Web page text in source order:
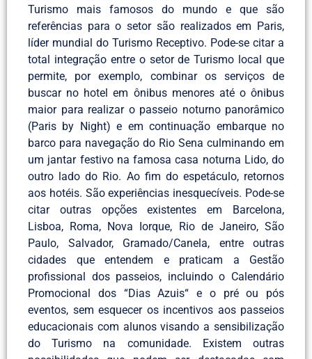
Turismo mais famosos do mundo e que são
referências para o setor são realizados em Paris,
líder mundial do Turismo Receptivo. Pode-se citar a
total integração entre o setor de Turismo local que
permite, por exemplo, combinar os serviços de
buscar no hotel em ônibus menores até o ônibus
maior para realizar o passeio noturno panorâmico
(Paris by Night) e em continuação embarque no
barco para navegação do Rio Sena culminando em
um jantar festivo na famosa casa noturna Lido, do
outro lado do Rio. Ao fim do espetáculo, retornos
aos hotéis. São experiências inesquecíveis. Pode-se
citar outras opções existentes em Barcelona,
Lisboa, Roma, Nova Iorque, Rio de Janeiro, São
Paulo, Salvador, Gramado/Canela, entre outras
cidades que entendem e praticam a Gestão
profissional dos passeios, incluindo o Calendário
Promocional dos “Dias Azuis“ e o pré ou pós
eventos, sem esquecer os incentivos aos passeios
educacionais com alunos visando a sensibilização
do Turismo na comunidade. Existem outras